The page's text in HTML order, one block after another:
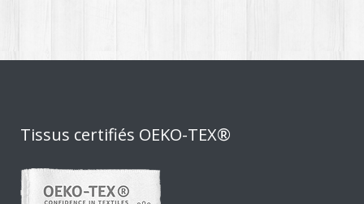
Tissus certifiés OEKO-TEX®